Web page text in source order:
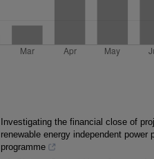
Investigating the financial close of
renewable energy independent power
programme